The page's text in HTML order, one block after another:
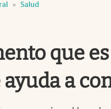
Salud
que
a